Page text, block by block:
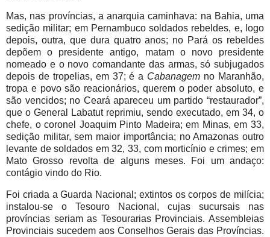
Mas, nas províncias, a anarquia caminhava: na Bahia, uma
sedição militar; em Pernambuco soldados rebeldes, e, logo
depois, outra, que dura quatro anos; no Pará os rebeldes
depõem o presidente antigo, matam o novo presidente
nomeado e o novo comandante das armas, só subjugados
depois de tropelias, em 37; é a Cabanagem no Maranhão,
tropa e povo são reacionários, querem o poder absoluto, e
são vencidos; no Ceará apareceu um partido “restaurador”,
que o General Labatut reprimiu, sendo executado, em 34, o
chefe, o coronel Joaquim Pinto Madeira; em Minas, em 33,
sedição militar, sem maior importância; no Amazonas outro
levante de soldados em 32, 33, com morticínio e crimes; em
Mato Grosso revolta de alguns meses. Foi um andaço:
contágio vindo do Rio.
Foi criada a Guarda Nacional; extintos os corpos de milícia;
instalou-se o Tesouro Nacional, cujas sucursais nas
províncias seriam as Tesourarias Provinciais. Assembleias
Provinciais sucedem aos Conselhos Gerais das Províncias.